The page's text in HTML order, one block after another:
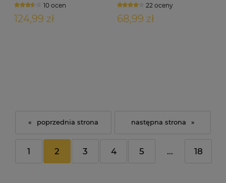
10 ocen
124,99 zł
22 oceny
68,99 zł
«
1 2 3 4 5 ... 18
»